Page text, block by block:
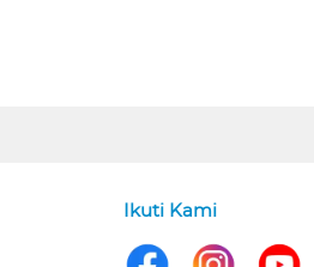
Ikuti Kami